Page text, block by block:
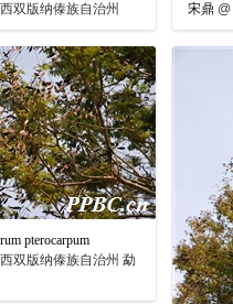
双版纳傣族自治州
宋鼎 @
pterocarpum
双版纳傣族自治州 勐